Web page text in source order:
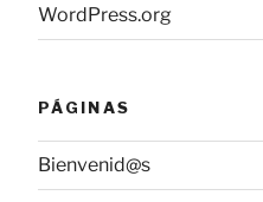
WordPress.org
PÁGINAS
Bienvenid@s